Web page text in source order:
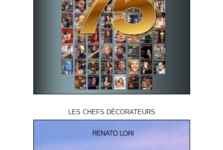
LES CHEFS DÉCORATEURS